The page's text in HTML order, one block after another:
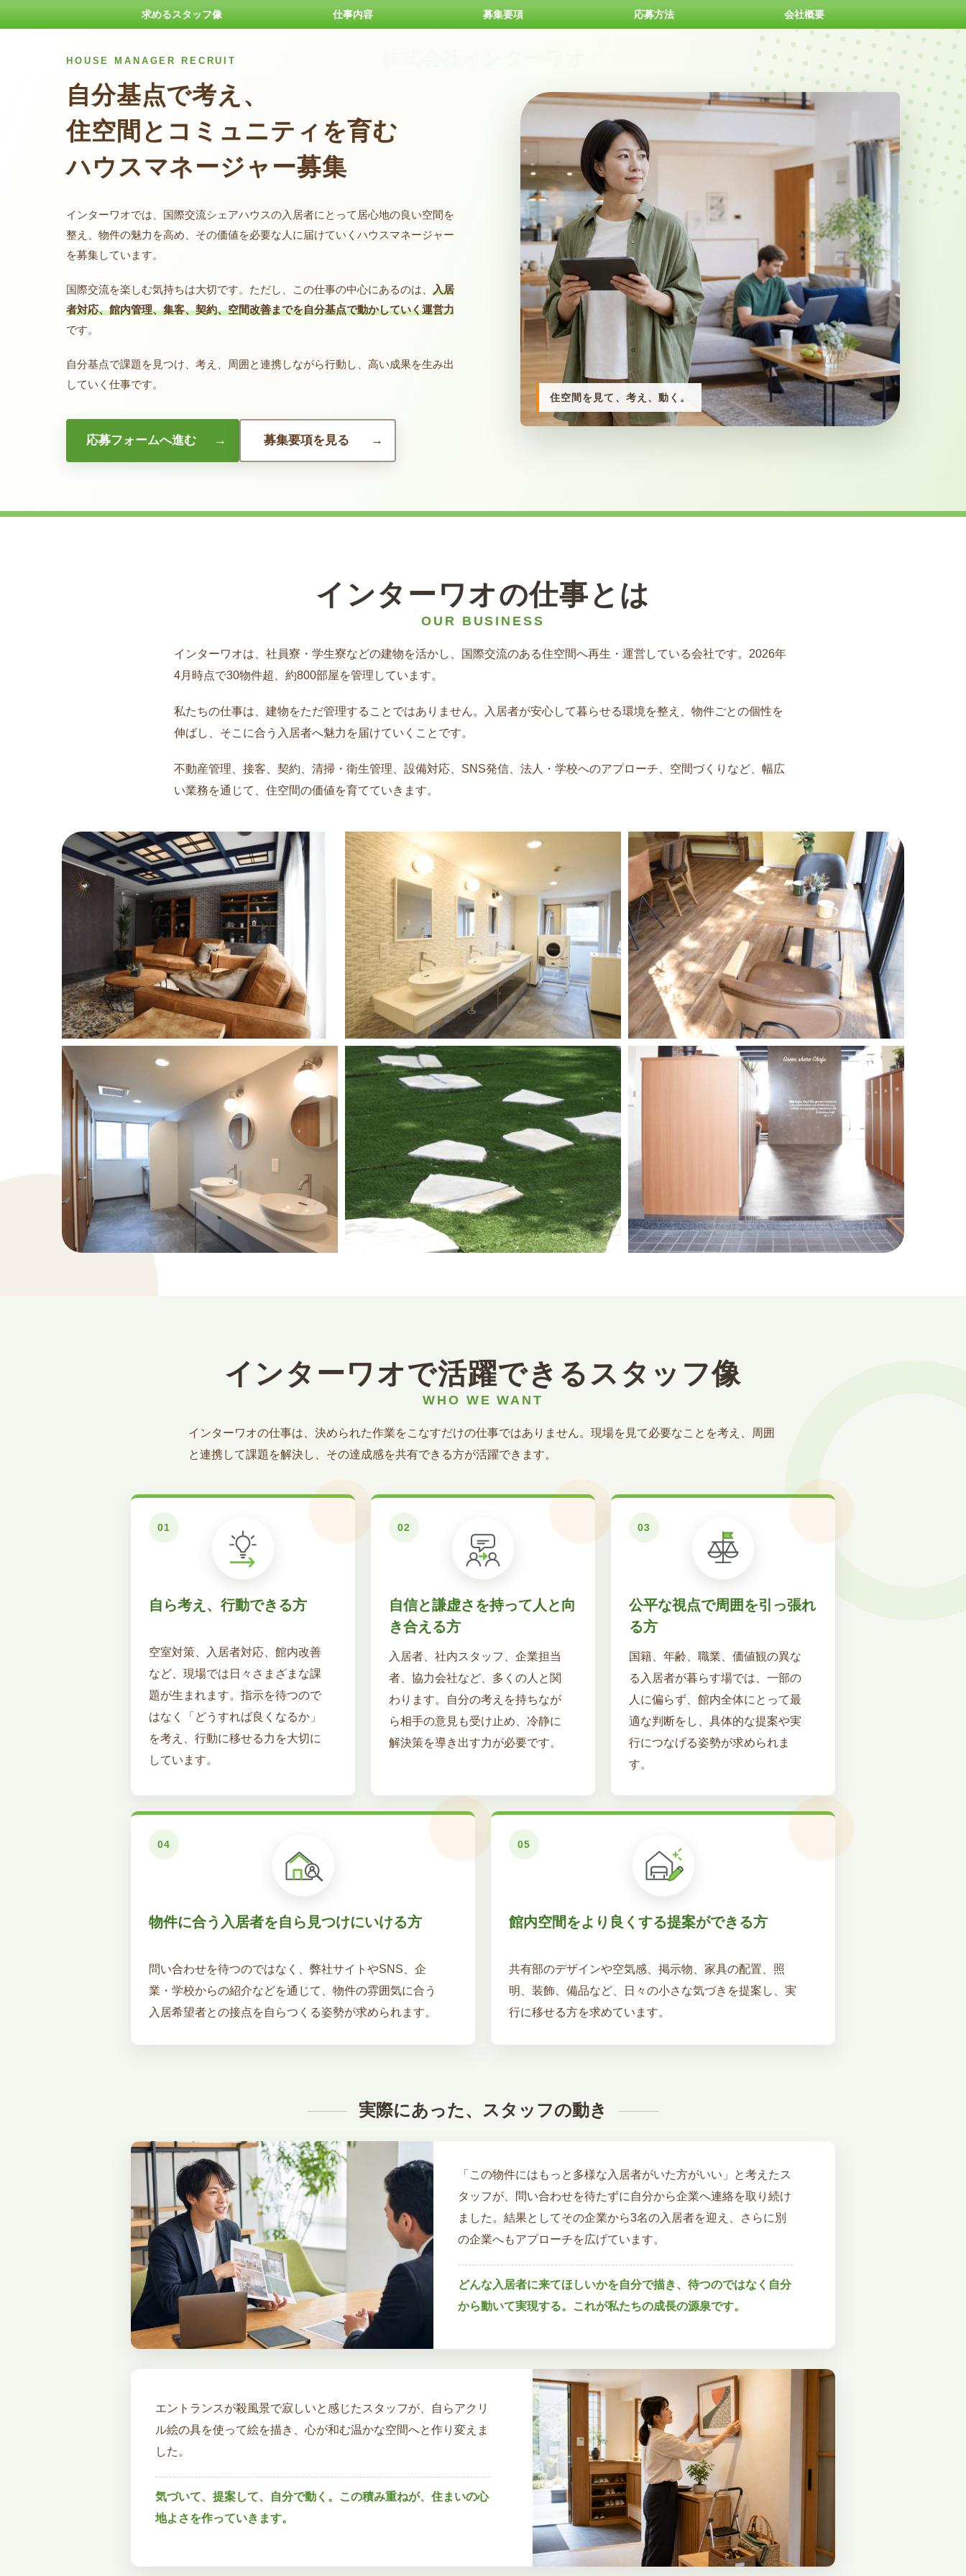
求めるスタッフ像 仕事内容 募集要項 応募方法 会社概要
HOUSE MANAGER RECRUIT
自分基点で考え、
住空間とコミュニティを育む
ハウスマネージャー募集
インターワオでは、国際交流シェアハウスの入居者にとって居心地の良い空間を
整え、物件の魅力を高め、その価値を必要な人に届けていくハウスマネージャー
を募集しています。
国際交流を楽しむ気持ちは大切です。ただし、この仕事の中心にあるのは、 入居
者対応、館内管理、集客、契約、空間改善までを自分基点で動かしていく運営力
です。
自分基点で課題を見つけ、考え、周囲と連携しながら行動し、高い成果を生み出
していく仕事です。
応募フォームへ進む 募集要項を見る
住空間を見て、考え、動く。
インターワオの仕事とは
インターワオは、社員寮・学生寮などの建物を活かし、国際交流のある住空間へ再生・運営している会社です。2026年
4月時点で30物件超、約800部屋を管理しています。
私たちの仕事は、建物をただ管理することではありません。入居者が安心して暮らせる環境を整え、物件ごとの個性を
伸ばし、そこに合う入居者へ魅力を届けていくことです。
不動産管理、接客、契約、清掃・衛生管理、設備対応、SNS発信、法人・学校へのアプローチ、空間づくりなど、幅広
い業務を通じて、住空間の価値を育てていきます。
インターワオで活躍できるスタッフ像
インターワオの仕事は、決められた作業をこなすだけの仕事ではありません。現場を見て必要なことを考え、周囲
と連携して課題を解決し、その達成感を共有できる方が活躍できます。
自ら考え、行動できる方
空室対策、入居者対応、館内改善
など、現場では日々さまざまな課
題が生まれます。指示を待つので
はなく「どうすれば良くなるか」
を考え、行動に移せる力を大切に
しています。
自信と謙虚さを持って人と向
き合える方
入居者、社内スタッフ、企業担当
者、協力会社など、多くの人と関
わります。自分の考えを持ちなが
ら相手の意見も受け止め、冷静に
解決策を導き出す力が必要です。
公平な視点で周囲を引っ張れ
る方
国籍、年齢、職業、価値観の異な
る入居者が暮らす場では、一部の
人に偏らず、館内全体にとって最
適な判断をし、具体的な提案や実
行につなげる姿勢が求められま
す。
物件に合う入居者を自ら見つけにいける方
問い合わせを待つのではなく、弊社サイトやSNS、企
業・学校からの紹介などを通じて、物件の雰囲気に合う
入居希望者との接点を自らつくる姿勢が求められます。
館内空間をより良くする提案ができる方
共有部のデザインや空気感、掲示物、家具の配置、照
明、装飾、備品など、日々の小さな気づきを提案し、実
行に移せる方を求めています。
実際にあった、スタッフの動き
「この物件にはもっと多様な入居者がいた方がいい」と考えたス
タッフが、問い合わせを待たずに自分から企業へ連絡を取り続け
ました。結果としてその企業から3名の入居者を迎え、さらに別
の企業へもアプローチを広げています。
どんな入居者に来てほしいかを自分で描き、待つのではなく自分
から動いて実現する。これが私たちの成長の源泉です。
エントランスが殺風景で寂しいと感じたスタッフが、自らアクリ
ル絵の具を使って絵を描き、心が和む温かな空間へと作り変えま
した。
気づいて、提案して、自分で動く。この積み重ねが、住まいの心
地よさを作っていきます。